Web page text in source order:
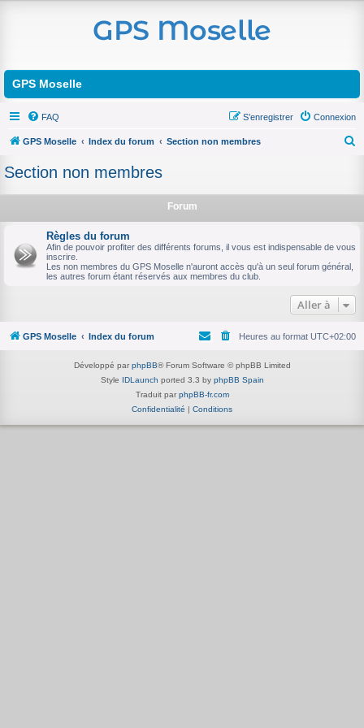
GPS Moselle
FAQ Connexion
S’enregistrer
GPS Moselle Index du forum
Section non membres
h
r
Section non membres
Forum
Règles du forum
Afin de pouvoir profiter des différents forums, il vous est indispensable de vous
inscrire.
Les non membres du GPS Moselle n'auront accès qu'à un seul forum général,
les autres forum étant réservés aux membres du club.
Aller à
GPS Moselle Index du forum Heures au format UTC+02:00
Développé par phpBB® Forum Software © phpBB Limited
Style IDLaunch ported 3.3 by phpBB Spain
Traduit par phpBB-fr.com
Confidentialité | Conditions